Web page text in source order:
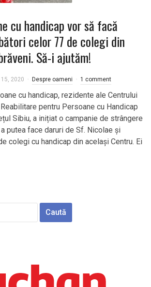
cu handicap vor să facă
celor 77 de colegi din
Să-i ajutăm!
2020 Despre oameni 1 comment
cu handicap, rezidente ale Centrului
pentru Persoane cu Handicap
Sibiu, a inițiat o campanie de strângere
putea face daruri de Sf. Nicolae și
colegi cu handicap din același Centru. Ei